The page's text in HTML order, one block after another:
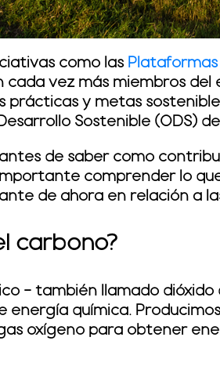
como las
cada vez más miembros
prácticas y metas
Sostenible (ODS)
de saber como
comprender lo
de ahora en relación a
carbono?
- también llamado dióxido
energía química.
oxígeno para obtener